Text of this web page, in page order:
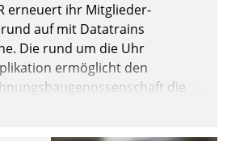
bei
erneuert ihr Mitglieder-
auf mit Datatrains
Die rund um die Uhr
ermöglicht den
die
Smartphone, Tablet oder PC.